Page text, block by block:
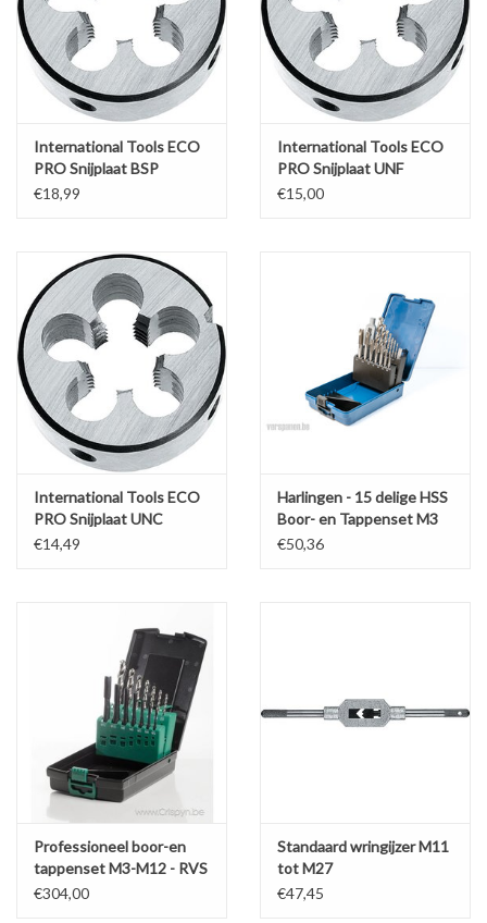
Cadeaubonnen &
Relatiegeschenken |
Onderdelen |
Oliën & Smeermiddelen |
International Tools ECO
PRO Snijplaat BSP
€18,99
International Tools ECO
PRO Snijplaat UNF
€15,00
International Tools ECO
PRO Snijplaat UNC
€14,49
Harlingen - 15 delige HSS
Boor- en Tappenset M3
tot M12
€50,36
Professioneel boor-en
tappenset M3-M12 - RVS
€304,00
Standaard wringijzer M11
tot M27
€47,45